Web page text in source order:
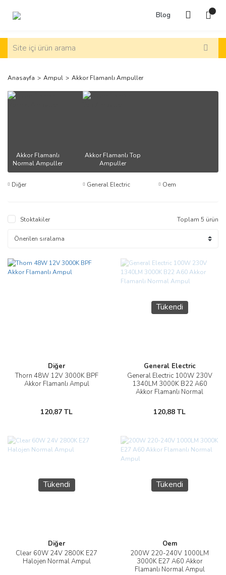
Blog
Anasayfa Ampul Akkor Flamanlı Ampuller
Akkor Flamanlı
Normal Ampuller
Akkor Flamanlı Top
Ampuller
Diğer General Electric Oem
Stoktakiler Toplam 5 ürün
Diğer
Thorn 48W 12V 3000K BPF
Akkor Flamanlı Ampul
120,87 TL
Tükendi
General Electric
General Electric 100W 230V
1340LM 3000K B22 A60
Akkor Flamanlı Normal
120,88 TL
Tükendi
Diğer
Clear 60W 24V 2800K E27
Halojen Normal Ampul
Tükendi
Oem
200W 220-240V 1000LM
3000K E27 A60 Akkor
Flamanlı Normal Ampul